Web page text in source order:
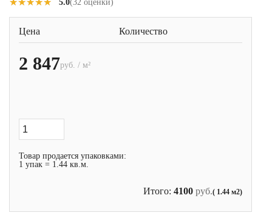
★★★★★
★★★★★ 5.0(32 оценки)
Цена Количество
2 847руб. / м²
Товар продается упаковками:
1 упак = 1.44 кв.м.
Итого: 4100 руб.( 1.44 м2)